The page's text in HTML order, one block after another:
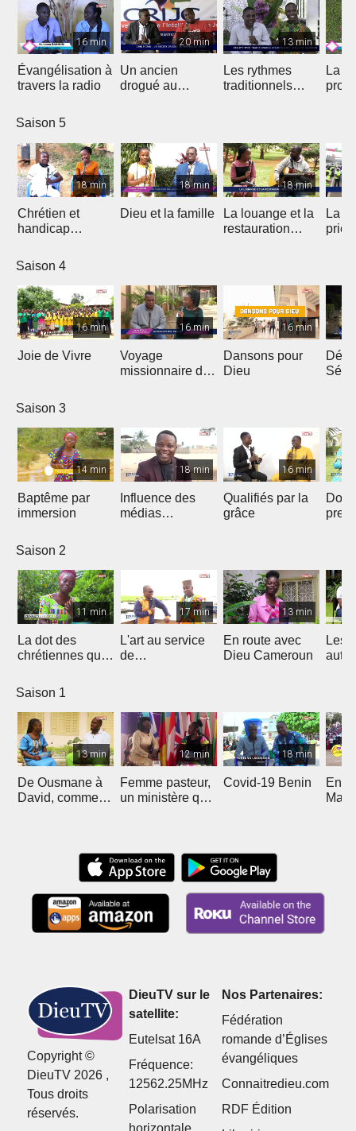
16 min
Évangélisation à
travers la radio
20 min
Un ancien
drogué au
13 min
Les rythmes
traditionnels
La
Saison 5
18 min
Chrétien et
handicap
18 min
Dieu et la famille
18 min
La louange et la
restauration
La
Saison 4
16 min
Joie de Vivre
16 min
Voyage
missionnaire de
16 min
Dansons pour
Dieu
Saison 3
14 min
Baptême par
immersion
18 min
Influence des
médias
16 min
Qualifiés par la
grâce
Saison 2
11 min
La dot des
chrétiennes qui
17 min
L'art au service
de
13 min
En route avec
Dieu Cameroun
Les
Saison 1
13 min
De Ousmane à
David, comment
12 min
Femme pasteur,
un ministère qui
18 min
Covid-19 Benin
En
Mali
Copyright ©
DieuTV 2026 ,
Tous droits
réservés.
DieuTV sur le
satellite:
Eutelsat 16A
Fréquence:
12562.25MHz
Polarisation
horizontale
Nos Partenaires:
Fédération
romande d’Églises
évangéliques
Connaitredieu.com
RDF Édition